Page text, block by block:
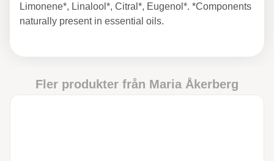
Limonene*, Linalool*, Citral*, Eugenol*. *Components
naturally present in essential oils.
Fler produkter från Maria Åkerberg